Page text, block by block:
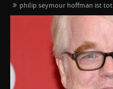
philip seymour hoffman ist tot